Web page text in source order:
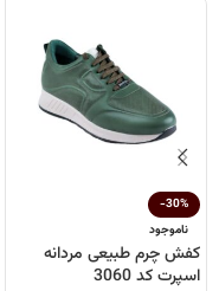
-30%
ناموجود
کفش چرم طبیعی مردانه
اسپرت کد 3060